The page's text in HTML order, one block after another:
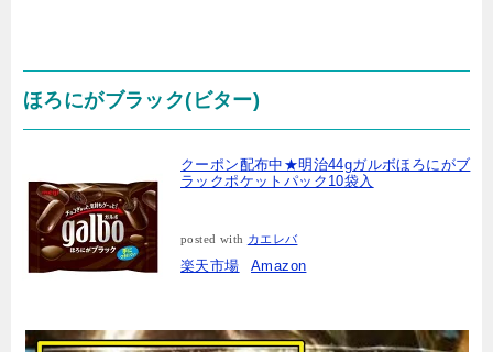
ほろにがブラック(ビター)
クーポン配布中★明治44gガルボほろにがブ
ラックポケットパック10袋入
posted with カエレバ
楽天市場 Amazon